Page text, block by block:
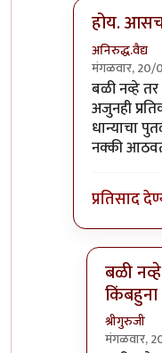
होय.
अनिरुद्ध.वैद्य
मंगळवार, 20/
In reply to
बळी नव्हे
अजुनही
धान्याचा
नक्की
प्रतिसाद
बळी
किंबहुना
श्रीगुरुजी
मंगळवार,